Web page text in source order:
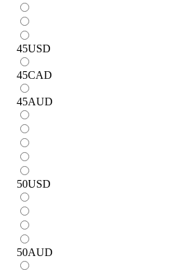
45USD
45CAD
45AUD
50USD
50AUD